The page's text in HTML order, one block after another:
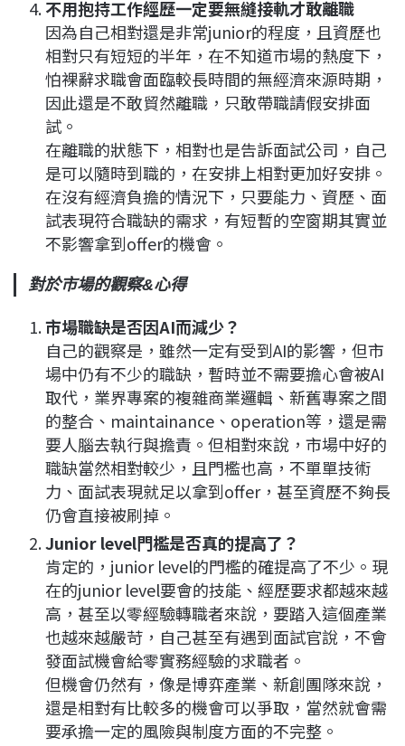
不用抱持工作經歷一定要無縫接軌才敢離職
因為自己相對還是非常junior的程度，且資歷也
相對只有短短的半年，在不知道市場的熱度下，
怕裸辭求職會面臨較長時間的無經濟來源時期，
因此還是不敢貿然離職，只敢帶職請假安排面
試。
在離職的狀態下，相對也是告訴面試公司，自己
是可以隨時到職的，在安排上相對更加好安排。
在沒有經濟負擔的情況下，只要能力、資歷、面
試表現符合職缺的需求，有短暫的空窗期其實並
不影響拿到offer的機會。
對於市場的觀察&心得
市場職缺是否因AI而減少？
自己的觀察是，雖然一定有受到AI的影響，但市
場中仍有不少的職缺，暫時並不需要擔心會被AI
取代，業界專案的複雜商業邏輯、新舊專案之間
的整合、maintainance、operation等，還是需
要人腦去執行與擔責。但相對來說，市場中好的
職缺當然相對較少，且門檻也高，不單單技術
力、面試表現就足以拿到offer，甚至資歷不夠長
仍會直接被刷掉。
Junior level門檻是否真的提高了？
肯定的，junior level的門檻的確提高了不少。現
在的junior level要會的技能、經歷要求都越來越
高，甚至以零經驗轉職者來說，要踏入這個產業
也越來越嚴苛，自己甚至有遇到面試官說，不會
發面試機會給零實務經驗的求職者。
但機會仍然有，像是博弈產業、新創團隊來說，
還是相對有比較多的機會可以爭取，當然就會需
要承擔一定的風險與制度方面的不完整。